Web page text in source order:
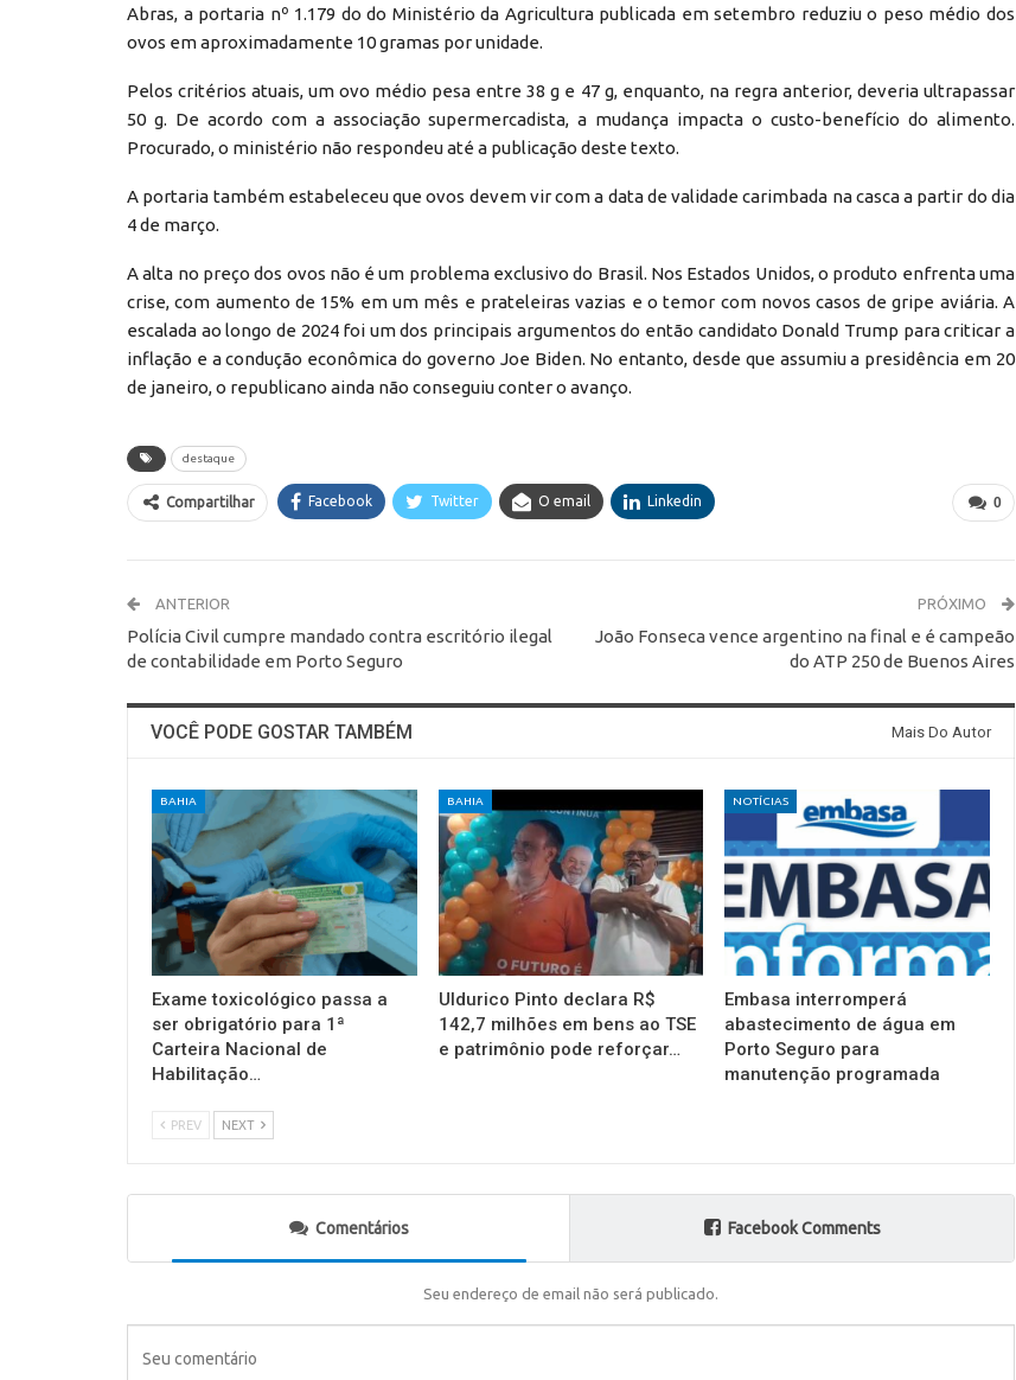
Abras, a portaria nº 1.179 do do Ministério da Agricultura publicada em setembro reduziu o peso médio dos
ovos em aproximadamente 10 gramas por unidade.
Pelos critérios atuais, um ovo médio pesa entre 38 g e 47 g, enquanto, na regra anterior, deveria ultrapassar
50 g. De acordo com a associação supermercadista, a mudança impacta o custo-benefício do alimento.
Procurado, o ministério não respondeu até a publicação deste texto.
A portaria também estabeleceu que ovos devem vir com a data de validade carimbada na casca a partir do dia
4 de março.
A alta no preço dos ovos não é um problema exclusivo do Brasil. Nos Estados Unidos, o produto enfrenta uma
crise, com aumento de 15% em um mês e prateleiras vazias e o temor com novos casos de gripe aviária. A
escalada ao longo de 2024 foi um dos principais argumentos do então candidato Donald Trump para criticar a
inflação e a condução econômica do governo Joe Biden. No entanto, desde que assumiu a presidência em 20
de janeiro, o republicano ainda não conseguiu conter o avanço.
destaque
0
Compartilhar Facebook Twitter O email Linkedin
ANTERIOR
Polícia Civil cumpre mandado contra escritório ilegal
de contabilidade em Porto Seguro
PRÓXIMO
João Fonseca vence argentino na final e é campeão
do ATP 250 de Buenos Aires
VOCÊ PODE GOSTAR TAMBÉM Mais Do Autor
BAHIA
Exame toxicológico passa a
ser obrigatório para 1ª
Carteira Nacional de
Habilitação…
BAHIA
Uldurico Pinto declara R$
142,7 milhões em bens ao TSE
e patrimônio pode reforçar…
NOTÍCIAS
Embasa interromperá
abastecimento de água em
Porto Seguro para
manutenção programada
PREV NEXT
Comentários Facebook Comments
Seu endereço de email não será publicado.